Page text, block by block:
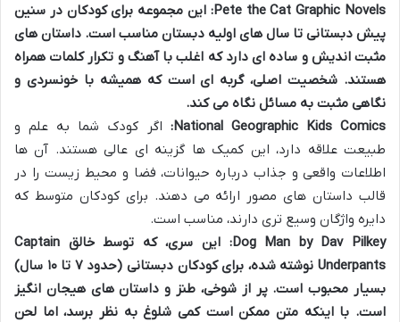
Pete the Cat Graphic Novels: این مجموعه برای کودکان در سنین
پیش دبستانی تا سال های اولیه دبستان مناسب است. داستان های
مثبت اندیش و ساده ای دارد که اغلب با آهنگ و تکرار کلمات همراه
هستند. شخصیت اصلی، گربه ای است که همیشه با خونسردی و
نگاهی مثبت به مسائل نگاه می کند.
National Geographic Kids Comics:
اگر کودک شما به علم و
طبیعت علاقه دارد، این کمیک ها گزینه ای عالی هستند. آن ها
اطلاعات واقعی و جذاب درباره حیوانات، فضا و محیط زیست را در
قالب داستان های مصور ارائه می دهند. برای کودکان متوسط که
دایره واژگان وسیع تری دارند، مناسب است.
Dog Man by Dav Pilkey:
این سری، که توسط خالق Captain
Underpants نوشته شده، برای کودکان دبستانی (حدود ۷ تا ۱۰ سال)
بسیار محبوب است. پر از شوخی، طنز و داستان های هیجان انگیز
است. با اینکه متن ممکن است کمی شلوغ به نظر برسد، اما لحن